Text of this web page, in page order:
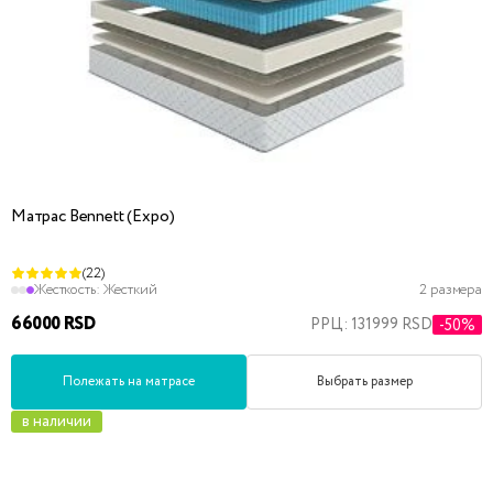
Матрас Bennett (Expo)
(22)
Жесткость: Жесткий 2 размера
66000 RSD РРЦ: 131999 RSD -50%
Полежать на матрасе Выбрать размер
в наличии